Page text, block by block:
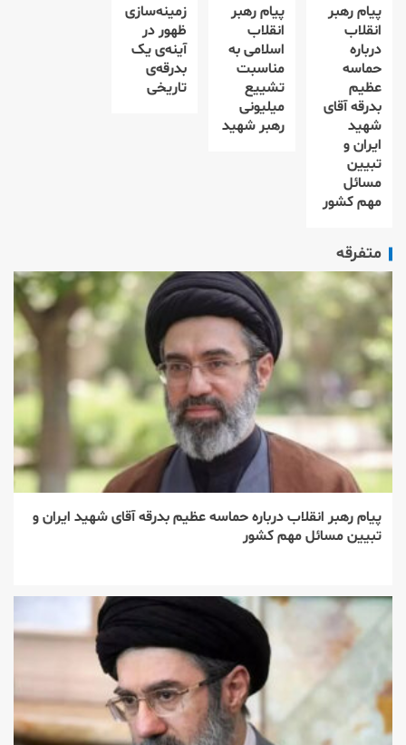
پیام رهبر
انقلاب
درباره
حماسه
عظیم
بدرقه آقای
شهید
ایران و
تبیین
مسائل
مهم کشور
پیام رهبر
انقلاب
اسلامی به
مناسبت
تشییع
میلیونی
رهبر شهید
زمینه‌سازی
ظهور در
آینه‌ی یک
بدرقه‌ی
تاریخی
متفرقه
پیام رهبر انقلاب درباره حماسه عظیم بدرقه آقای شهید ایران و
تبیین مسائل مهم کشور